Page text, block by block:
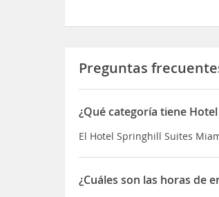
Preguntas
¿Qué categoría tiene
El Hotel Springhill Suites
¿Cuáles son las horas de